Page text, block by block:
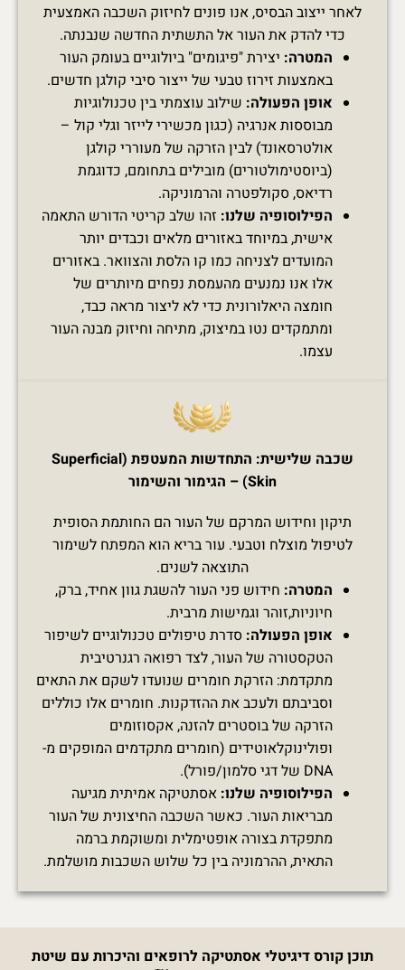
לאחר ייצוב הבסיס, אנו פונים לחיזוק השכבה האמצעית
כדי להדק את העור אל התשתית החדשה שנבנתה.
המטרה: יצירת "פיגומים" ביולוגיים בעומק העור
באמצעות זירוז טבעי של ייצור סיבי קולגן חדשים.
אופן הפעולה: שילוב עוצמתי בין טכנולוגיות
מבוססות אנרגיה (כגון מכשירי לייזר וגלי קול –
אולטרסאונד) לבין הזרקה של מעוררי קולגן
(ביוסטימולטורים) מובילים בתחומם, כדוגמת
רדיאס, סקולפטרה והרמוניקה.
הפילוסופיה שלנו: זהו שלב קריטי הדורש התאמה
אישית, במיוחד באזורים מלאים וכבדים יותר
המועדים לצניחה כמו קו הלסת והצוואר. באזורים
אלו אנו נמנעים מהעמסת נפחים מיותרים של
חומצה היאלורונית כדי לא ליצור מראה כבד,
ומתמקדים נטו במיצוק, מתיחה וחיזוק מבנה העור
עצמו.
שכבה שלישית: התחדשות המעטפת (Superficial
Skin) – הגימור והשימור
תיקון וחידוש המרקם של העור הם החותמת הסופית
לטיפול מוצלח וטבעי. עור בריא הוא המפתח לשימור
התוצאה לשנים.
המטרה: חידוש פני העור להשגת גוון אחיד, ברק,
חיוניות,זוהר וגמישות מרבית.
אופן הפעולה: סדרת טיפולים טכנולוגיים לשיפור
הטקסטורה של העור, לצד רפואה רגנרטיבית
מתקדמת: הזרקת חומרים שנועדו לשקם את התאים
וסביבתם ולעכב את ההזדקנות. חומרים אלו כוללים
הזרקה של בוסטרים להזנה, אקסוזומים
ופולינוקלאוטידים (חומרים מתקדמים המופקים מ-
DNA של דגי סלמון/פורל).
הפילוסופיה שלנו: אסתטיקה אמיתית מגיעה
מבריאות העור. כאשר השכבה החיצונית של העור
מתפקדת בצורה אופטימלית ומשוקמת ברמה
התאית, ההרמוניה בין כל שלוש השכבות מושלמת.
תוכן קורס דיגיטלי אסתטיקה לרופאים והיכרות עם שיטת